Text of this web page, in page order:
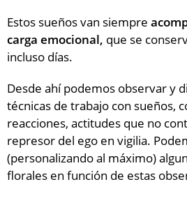
Estos sueños van siempre
carga emocional, que se
incluso días.
Desde ahí podemos observar y
técnicas de trabajo con sueños,
reacciones, actitudes que no
represor del ego en vigilia.
(personalizando al máximo)
florales en función de estas